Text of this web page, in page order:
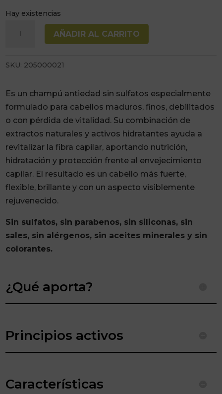
Hay existencias
Profesional
500ml
cantidad
AÑADIR AL CARRITO
SKU: 205000021
Es un champú antiedad sin sulfatos especialmente
formulado para cabellos maduros, finos, debilitados
o con pérdida de vitalidad. Su combinación de
extractos naturales y activos hidratantes ayuda a
revitalizar la fibra capilar, aportando nutrición,
hidratación y protección frente al envejecimiento
capilar. El resultado es un cabello más fuerte,
flexible, brillante y con un aspecto visiblemente
rejuvenecido.
Sin sulfatos, sin parabenos, sin siliconas, sin
sales, sin alérgenos, sin aceites minerales y sin
colorantes.
¿Qué aporta?
Principios activos
Características